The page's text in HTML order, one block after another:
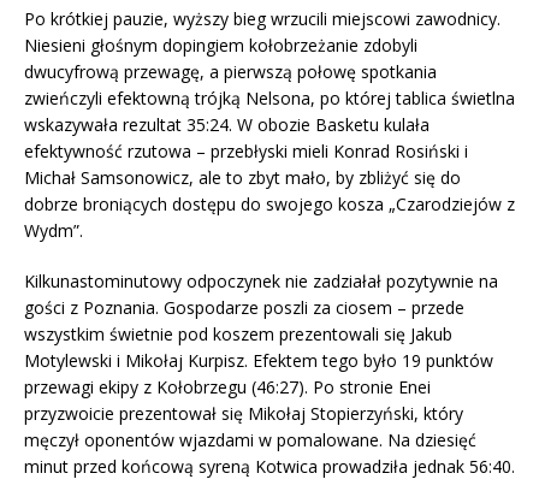
Po krótkiej pauzie, wyższy bieg wrzucili miejscowi zawodnicy.
Niesieni głośnym dopingiem kołobrzeżanie zdobyli
dwucyfrową przewagę, a pierwszą połowę spotkania
zwieńczyli efektowną trójką Nelsona, po której tablica świetlna
wskazywała rezultat 35:24. W obozie Basketu kulała
efektywność rzutowa – przebłyski mieli Konrad Rosiński i
Michał Samsonowicz, ale to zbyt mało, by zbliżyć się do
dobrze broniących dostępu do swojego kosza „Czarodziejów z
Wydm”.
Kilkunastominutowy odpoczynek nie zadziałał pozytywnie na
gości z Poznania. Gospodarze poszli za ciosem – przede
wszystkim świetnie pod koszem prezentowali się Jakub
Motylewski i Mikołaj Kurpisz. Efektem tego było 19 punktów
przewagi ekipy z Kołobrzegu (46:27). Po stronie Enei
przyzwoicie prezentował się Mikołaj Stopierzyński, który
męczył oponentów wjazdami w pomalowane. Na dziesięć
minut przed końcową syreną Kotwica prowadziła jednak 56:40.